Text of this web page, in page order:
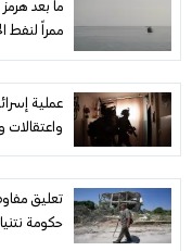
ما بعد
ممراً لنفط
عملية
واعتقالات
تعليق
حكومة